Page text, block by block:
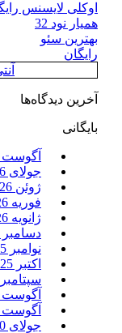
اوکلی لایسنس
همیار نود 32
بهترین سئو
رایگان
آخرین دیدگاه‌ها
بایگانی
آگوست 2026
جولای 2026
ژوئن 2026
فوریه 2026
ژانویه 2026
دسامبر 2025
نوامبر 2025
اکتبر 2025
سپتامبر 2025
آگوست 2025
آگوست 2020
جولای 2020